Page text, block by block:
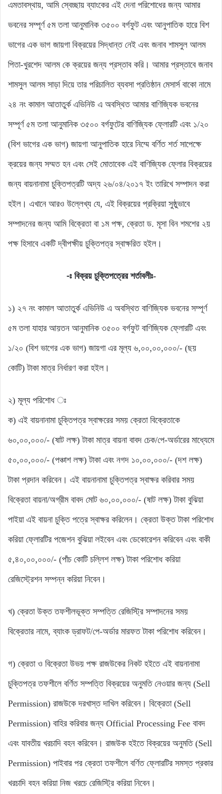
এমতাবস্থায়, আমি স্বেচ্ছায় ব্যাংকের এই দেনা পরিশোধের জন্য আমার
ভবনের সম্পূর্ণ ৫ম তলা আনুমানিক ৩৫০০ বর্গফুট এবং আনুপাতিক হারে বিশ
ভাগের এক ভাগ জায়গা বিক্রয়ের সিদ্ধান্ত নেই এবং জনাব শামসুল আলম
পিতা-খুরশেদ আলম কে ক্রয়ের জন্য প্রস্তাব করি। আমার প্রস্তাবে জনাব
শামসুল আলম সাড়া দিয়ে তার পরিচালিত ব্যবসা প্রতিষ্ঠান মেসার্স বাকো নামে
২৪ নং কামাল আতাতুর্ক এভিনিউ এ অবস্থিত আমার বাণিজ্যিক ভবনের
সম্পূর্ণ ৫ম তলা আনুমানিক ৩৫০০ বর্গফুটের বাণিজ্যিক ফ্লোরটি এবং ১/২০
(বিশ ভাগের এক ভাগ) জায়গা আনুপাতিক হারে নিম্মে বর্ণিত শর্ত সাপেক্ষে
ক্রয়ের জন্য সম্মত হন এবং সেই মোতাবেক এই বাণিজ্যিক ফ্লোর বিক্রয়ের
জন্য বায়নানামা চুক্তিপত্রটি অদ্য ২৬/০৪/২০১৭ ইং তারিখে সম্পাদন করা
হইল। এখানে আরও উল্লেখ্য যে, এই বিক্রয়ের প্রক্রিয়া সুষ্ঠুভাবে
সম্পাদনের জন্য আমি বিক্রেতা বা ১ম পক্ষ, ক্রেতা ড. মূসা বিন শমশের ২য়
পক্ষ হিসাবে একটি দ্বীপক্ষীয় চুক্তিপত্র স্বাক্ষরিত হইল।
-ঃ বিক্রয় চুক্তিপত্রের শর্তাবলীঃ-
১) ২৭ নং কামাল আতাতুর্ক এভিনিউ এ অবস্থিত বাণিজ্যিক ভবনের সম্পূর্ণ
৫ম তলা যাহার আয়তন আনুমানিক ৩৫০০ বর্গফুট বাণিজ্যিক ফ্লোরটি এবং
১/২০ (বিশ ভাগের এক ভাগ) জায়গা এর মূল্য ৬,০০,০০,০০০/- (ছয়
কোটি) টাকা মাত্র নির্ধারণ করা হইল।
২) মূল্য পরিশোধ ঃ
ক) এই বায়নানামা চুক্তিপত্র স্বাক্ষরের সময় ক্রেতা বিক্রেতাকে
৬০,০০,০০০/- (ষাট লক্ষ) টাকা মাত্র বায়না বাবদ চেক/পে-অর্ডারের মাধ্যেমে
৫০,০০,০০০/- (পঞ্চাশ লক্ষ) টাকা এবং নগদ ১০,০০,০০০/- (দশ লক্ষ)
টাকা প্রদান করিবেন। এই বায়নানামা চুক্তিপত্র স্বাক্ষর করিবার সময়
বিক্রেতা বায়না/অগ্রীম বাবদ মোট ৬০,০০,০০০/- (ষাট লক্ষ) টাকা বুঝিয়া
পাইয়া এই বায়না চুক্তি পত্রে স্বাক্ষর করিলেন। ক্রেতা উক্ত টাকা পরিশোধ
করিয়া ফ্লোরটির পজেশন বুঝিয়া লইবেন এবং ডেকোরেশন করিবেন এবং বাকী
৫,৪০,০০,০০০/- (পাঁচ কোটি চল্লিশ লক্ষ) টাকা পরিশোধ করিয়া
রেজিস্ট্রেশন সম্পন্ন করিয়া নিবেন।
খ) ক্রেতা উক্ত তফশীলভূক্ত সম্পত্তি রেজিস্ট্রি সম্পাদনের সময়
বিক্রেতার নামে, ব্যাংক ড্রাফট/পে-অর্ডার মারফত টাকা পরিশোধ করিবেন।
গ) ক্রেতা ও বিক্রেতা উভয় পক্ষ রাজউকের নিকট হইতে এই বায়নানামা
চুক্তিপত্র তফশীলে বর্ণিত সম্পত্তি বিক্রয়ের অনুমতি নেওয়ার জন্য (Sell
Permission) রাজউকে দরখাস্ত দাখিল করিবেন। বিক্রেতা (Sell
Permission) বাহির করিবার জন্য Official Processing Fee বাবদ
এবং যাবতীয় খরচাদি বহন করিবেন। রাজউক হইতে বিক্রয়ের অনুমতি (Sell
Permission) পাইবার পর ক্রেতা তফশীলে বর্ণিত ফ্লোরটির সমস্ত প্রকার
খরচাদি বহন করিয়া নিজ খরচে রেজিস্ট্রি করিয়া নিবেন।